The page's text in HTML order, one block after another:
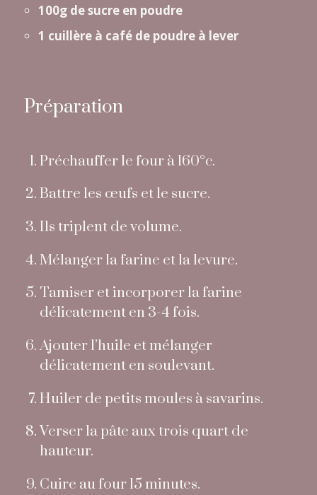
100g de sucre en poudre
1 cuillère à café de poudre à lever
Préparation
Préchauffer le four à 160°c.
Battre les œufs et le sucre.
Ils triplent de volume.
Mélanger la farine et la levure.
Tamiser et incorporer la farine
délicatement en 3-4 fois.
Ajouter l’huile et mélanger
délicatement en soulevant.
Huiler de petits moules à savarins.
Verser la pâte aux trois quart de
hauteur.
Cuire au four 15 minutes.